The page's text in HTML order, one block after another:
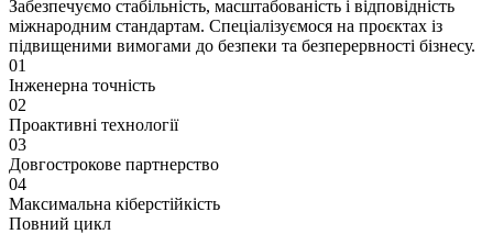
Забезпечуємо стабільність, масштабованість і відповідність
міжнародним стандартам. Спеціалізуємося на проєктах із
підвищеними вимогами до безпеки та безперервності бізнесу.
01
Інженерна точність
02
Проактивні технології
03
Довгострокове партнерство
04
Максимальна кіберстійкість
Повний цикл